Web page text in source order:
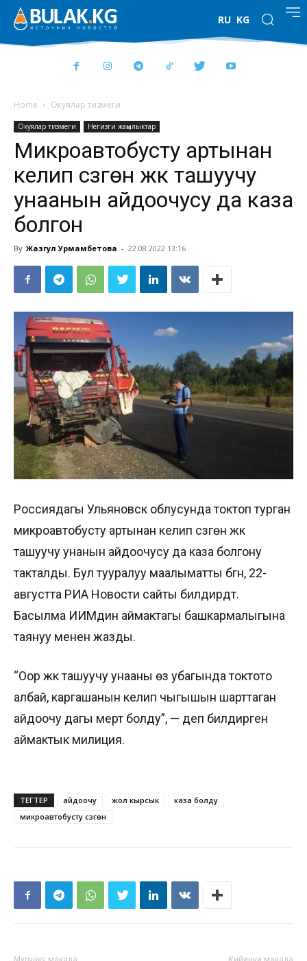
RU KG
Home Окуялар тизмеги
Окуялар тизмеги Негизги жаңылыктар
Микроавтобусту артынан
келип сүзгөн жүк ташуучу
унаанын айдоочусу да каза
болгон
By Жазгул Урмамбетова - 22.08.2022 13:16
Россиядагы Ульяновск облусунда токтоп турган
микроавтобусту артынан келип сүзгөн жүк
ташуучу унанын айдоочусу да каза болгону
такталды. Бул тууралуу маалыматты бүгүн, 22-
августта РИА Новости сайты билдирдт.
Басылма ИИМдин аймактагы башкармалыгына
таянуу менен жазды.
“Оор жүк ташуучу унааны өз убагында токтото
албай, каргашанын келип чыгышын шарттаган
айдоочу дагы мерт болду”, — деп билдирген
аймактык милиция.
ТЕГТЕР айдоочу жол кырсык
каза болду
микроавтобусту сүзгөн